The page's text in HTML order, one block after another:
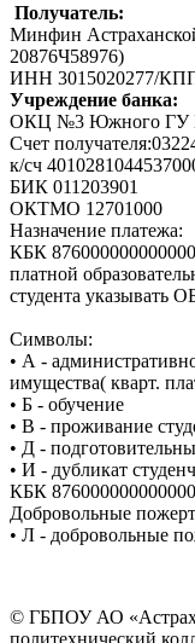
Получатель:
Минфин
20876Ч58976)
ИНН 3015020277/КПП
Учреждение банка:
ОКЦ №3 Южного ГУ
Счет
к/сч
БИК 011203901
ОКТМО 12701000
Назначение платежа:
КБК
платной
студента
Символы:
• А -
имущества( кварт.
• Б - обучение
• В - проживание
• Д -
• И - дубликат
КБК
Добровольные
• Л - добровольные
© ГБПОУ АО
политехнический